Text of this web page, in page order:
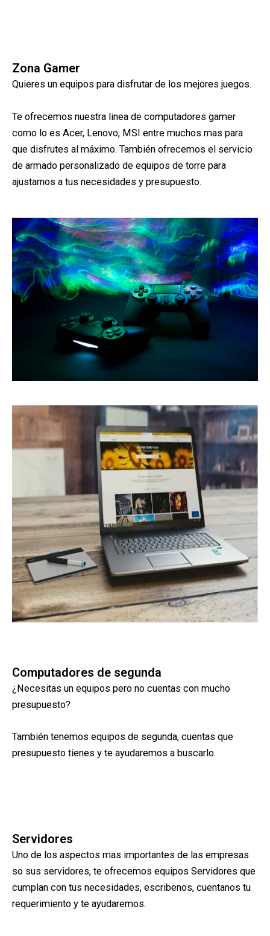
Zona Gamer
Quieres un equipos para disfrutar de los mejores juegos.
Te ofrecemos nuestra linea de computadores gamer
como lo es Acer, Lenovo, MSI entre muchos mas para
que disfrutes al máximo. También ofrecemos el servicio
de armado personalizado de equipos de torre para
ajustarnos a tus necesidades y presupuesto.
Computadores de segunda
¿Necesitas un equipos pero no cuentas con mucho
presupuesto?
También tenemos equipos de segunda, cuentas que
presupuesto tienes y te ayudaremos a buscarlo.
Servidores
Uno de los aspectos mas importantes de las empresas
so sus servidores, te ofrecemos equipos Servidores que
cumplan con tus necesidades, escribenos, cuentanos tu
requerimiento y te ayudaremos.